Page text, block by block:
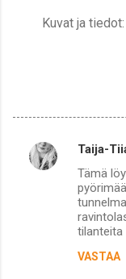
Kuvat ja tiedot:
K
Taija-
Tämä
tilanteita
VASTAA